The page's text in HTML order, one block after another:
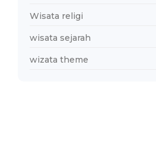
Wisata religi
wisata sejarah
wizata theme